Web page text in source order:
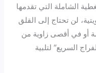
الشاملة التي تقدمها
لن تحتاج إلى القلق
أو في أقصى زاوية من
السريع” لتلبية